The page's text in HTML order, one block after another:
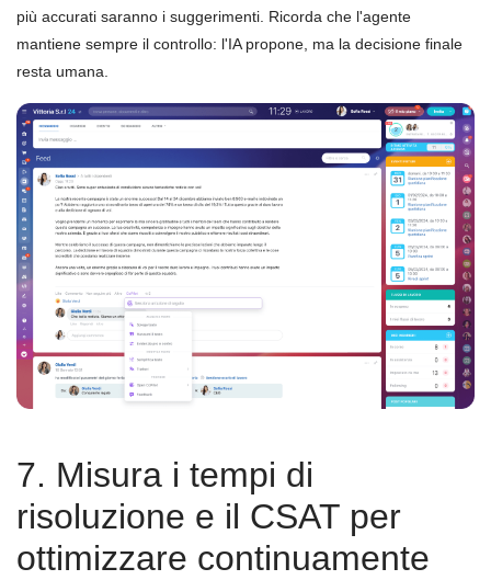
più accurati saranno i suggerimenti. Ricorda che l'agente
mantiene sempre il controllo: l'IA propone, ma la decisione finale
resta umana.
7. Misura i tempi di
risoluzione e il CSAT per
ottimizzare continuamente